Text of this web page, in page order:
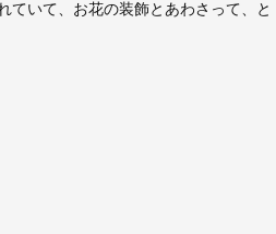
ていて、お花の装飾とあわさって、と